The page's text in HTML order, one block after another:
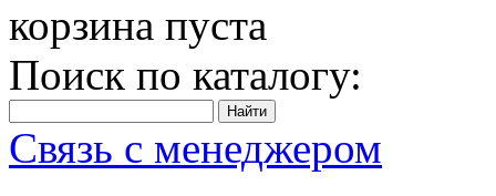
корзина пуста
Поиск по каталогу:
Связь с менеджером